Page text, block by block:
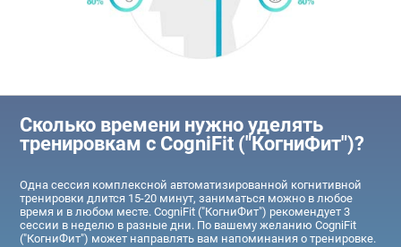
Сколько времени нужно уделять
тренировкам с CogniFit ("КогниФит")?
Одна сессия комплексной автоматизированной когнитивной
тренировки длится 15-20 минут, заниматься можно в любое
время и в любом месте. CogniFit ("КогниФит") рекомендует 3
сессии в неделю в разные дни. По вашему желанию CogniFit
("КогниФит") может направлять вам напоминания о тренировке.